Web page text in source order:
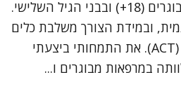
27-161217), מטפלת במבוגרים (18+) ובבני הגיל השלישי.
ובמידת הצורך משלבת כלים
קוגניטיביים התנהגותיים (ACT). את התמחותי ביצעתי
במרפאות מבוגרים ו...